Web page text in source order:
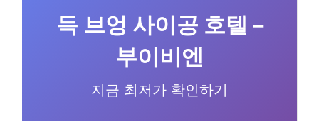
득 브엉 사이공 호텔 –
부이비엔
지금 최저가 확인하기